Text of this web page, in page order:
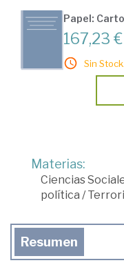
Papel:
167,23 €
Sin
Materias:
Ciencias
política /
Resumen